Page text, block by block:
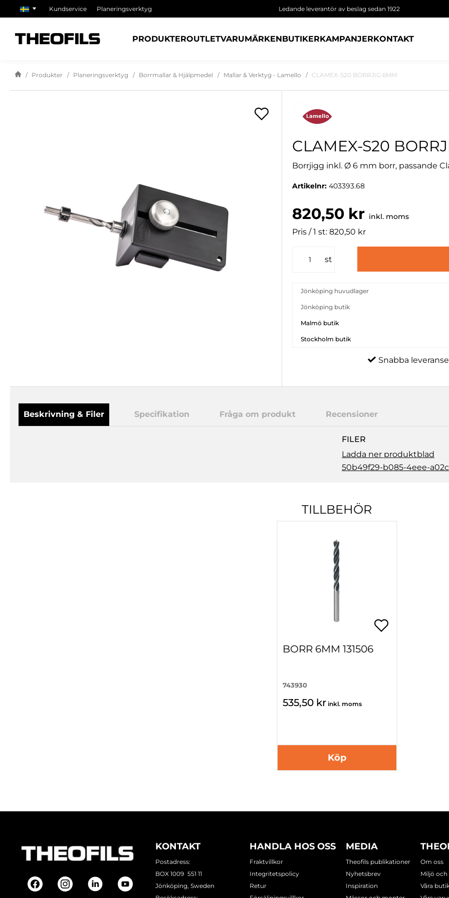
Kundservice Planeringsverktyg Ledande leverantör av beslag sedan 1922
PRODUKTEROUTLETVARUMÄRKENBUTIKERKAMPANJERKONTAKT
Produkter Planeringsverktyg Borrmallar & Hjälpmedel Mallar & Verktyg - Lamello CLAMEX-S20 BORRJIG 6MM
CLAMEX-S20
Borrjigg inkl. Ø 6 mm borr, passande
Artikelnr:403393.68
820,50 kr inkl. moms
Pris / 1 st: 820,50 kr
st
Jönköping huvudlager
Jönköping butik
Malmö butik
Stockholm butik
Snabba
Beskrivning & Filer Specifikation Fråga om produkt Recensioner
FILER
Ladda ner produktblad
50b49f29-b085-4eee-
TILLBEHÖR
BORR 6MM 131506
743930
535,50 kr inkl. moms
Köp
KONTAKT
Postadress:
BOX 1009 551 11
Jönköping, Sweden
HANDLA HOS OSS
Fraktvillkor
Integritetspolicy
Retur
MEDIA
Theofils publikationer
Nyhetsbrev
Inspiration
Om oss
Miljö
Våra